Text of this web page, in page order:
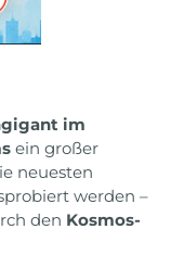
im
ein großer
neuesten
werden –
den Kosmos-